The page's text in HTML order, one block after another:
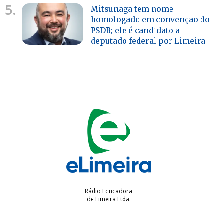
5.
Mitsunaga tem nome
homologado em convenção do
PSDB; ele é candidato a
deputado federal por Limeira
Rádio Educadora
de Limeira Ltda.